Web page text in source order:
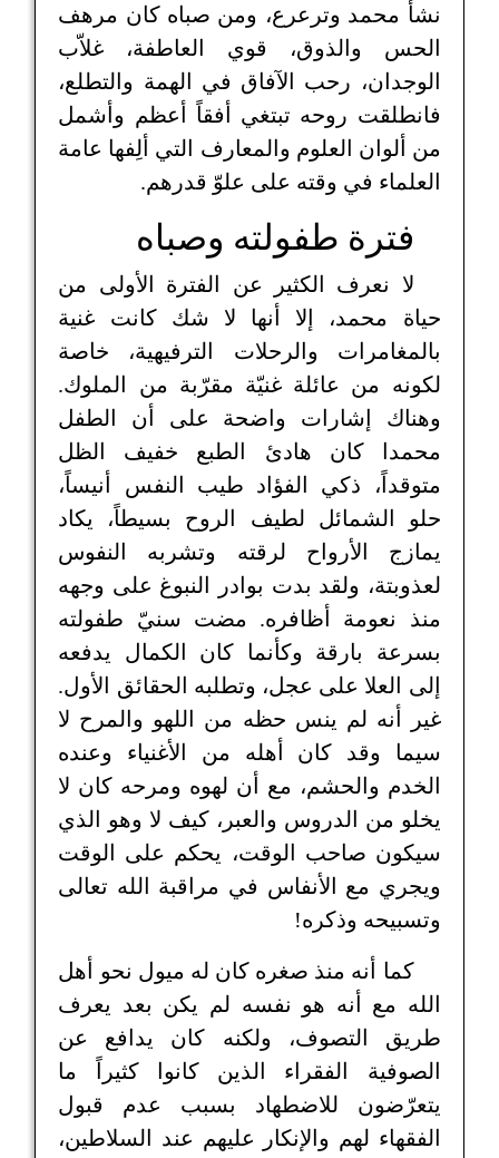
نشأ محمد وترعرع، ومن صباه كان مرهف
الحس والذوق، قوي العاطفة، غلاّب
الوجدان، رحب الآفاق في الهمة والتطلع،
فانطلقت روحه تبتغي أفقاً أعظم وأشمل
من ألوان العلوم والمعارف التي ألِفها عامة
العلماء في وقته على علوّ قدرهم.
فترة طفولته وصباه
لا نعرف الكثير عن الفترة الأولى من
حياة محمد، إلا أنها لا شك كانت غنية
بالمغامرات والرحلات الترفيهية، خاصة
لكونه من عائلة غنيّة مقرّبة من الملوك.
وهناك إشارات واضحة على أن الطفل
محمدا كان هادئ الطبع خفيف الظل
متوقداً، ذكي الفؤاد طيب النفس أنيساً،
حلو الشمائل لطيف الروح بسيطاً، يكاد
يمازج الأرواح لرقته وتشربه النفوس
لعذوبتة، ولقد بدت بوادر النبوغ على وجهه
منذ نعومة أظافره. مضت سنيّ طفولته
بسرعة بارقة وكأنما كان الكمال يدفعه
إلى العلا على عجل، وتطلبه الحقائق الأول.
غير أنه لم ينس حظه من اللهو والمرح لا
سيما وقد كان أهله من الأغنياء وعنده
الخدم والحشم، مع أن لهوه ومرحه كان لا
يخلو من الدروس والعبر، كيف لا وهو الذي
سيكون صاحب الوقت، يحكم على الوقت
ويجري مع الأنفاس في مراقبة الله تعالى
وتسبيحه وذكره!
كما أنه منذ صغره كان له ميول نحو أهل
الله مع أنه هو نفسه لم يكن بعد يعرف
طريق التصوف، ولكنه كان يدافع عن
الصوفية الفقراء الذين كانوا كثيراً ما
يتعرّضون للاضطهاد بسبب عدم قبول
الفقهاء لهم والإنكار عليهم عند السلاطين،